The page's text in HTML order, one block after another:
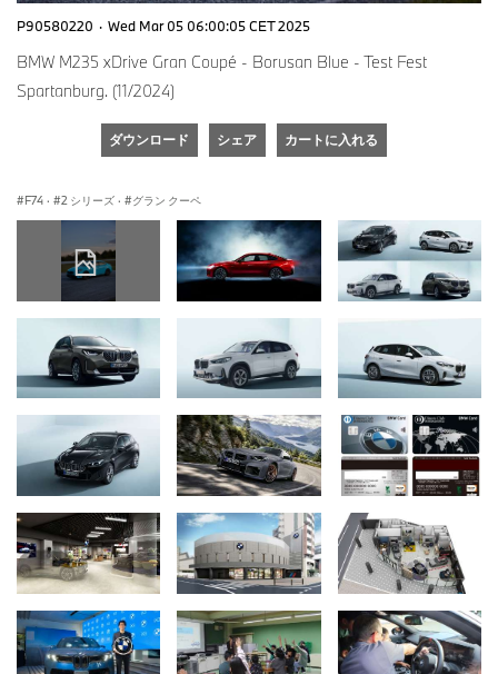
P90580220 · Wed Mar 05 06:00:05 CET 2025
BMW M235 xDrive Gran Coupé - Borusan Blue - Test Fest
Spartanburg. (11/2024)
ダウンロード シェア カートに入れる
F74 · 2 シリーズ · グラン クーペ